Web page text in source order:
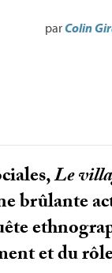
parColin
Le
brûlante
et du